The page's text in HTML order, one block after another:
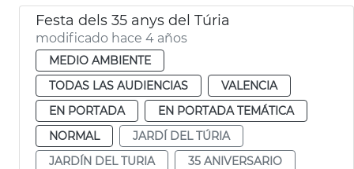
Festa dels 35 anys del Túria
modificado hace 4 años
MEDIO AMBIENTE
TODAS LAS AUDIENCIAS
VALENCIA
EN PORTADA
EN PORTADA TEMÁTICA
NORMAL
JARDÍ DEL TÚRIA
JARDÍN DEL TURIA
35 ANIVERSARIO